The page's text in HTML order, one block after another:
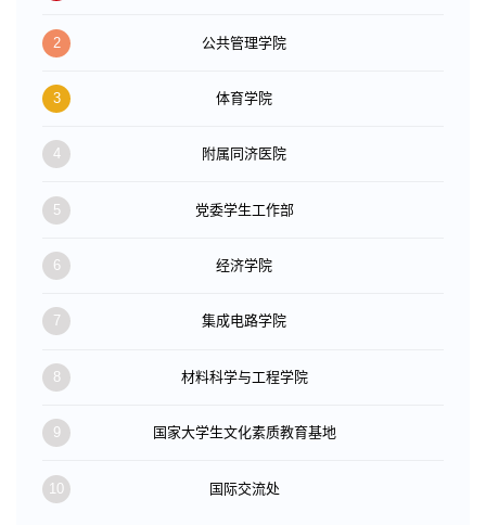
2 公共管理学院
3 体育学院
4 附属同济医院
5 党委学生工作部
6 经济学院
7 集成电路学院
8 材料科学与工程学院
9 国家大学生文化素质教育基地
10 国际交流处